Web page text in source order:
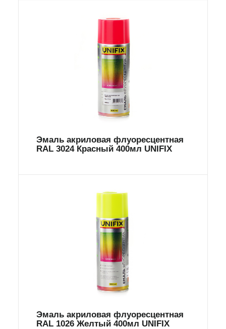
Эмаль акриловая флуоресцентная
RAL 3024 Красный 400мл UNIFIX
Эмаль акриловая флуоресцентная
RAL 1026 Желтый 400мл UNIFIX